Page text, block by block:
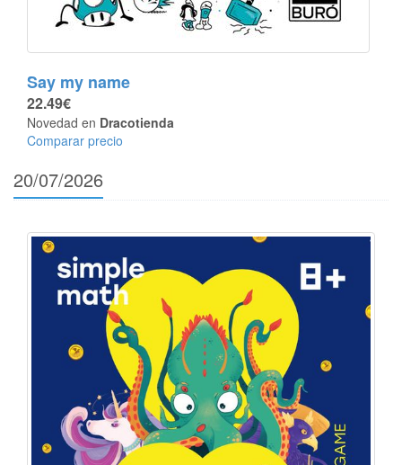
Say my name
22.49€
Novedad en Dracotienda
Comparar precio
20/07/2026